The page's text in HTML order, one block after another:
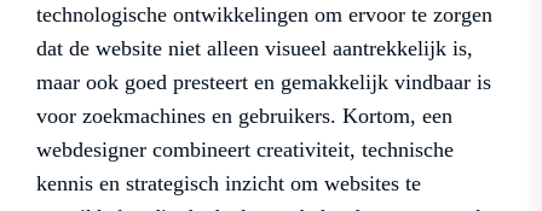
technologische ontwikkelingen om ervoor te zorgen
dat de website niet alleen visueel aantrekkelijk is,
maar ook goed presteert en gemakkelijk vindbaar is
voor zoekmachines en gebruikers. Kortom, een
webdesigner combineert creativiteit, technische
kennis en strategisch inzicht om websites te